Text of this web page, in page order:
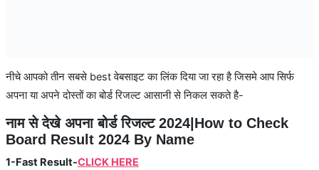
नीचे आपको तीन सबसे best वेबसाइट का लिंक दिया जा रहा है जिसमे आप सिर्फ
अपना या अपने दोस्तों का बोर्ड रिजल्ट आसानी से निकल सकते है-
नाम से देखे अपना बोर्ड रिजल्ट 2024|How to Check
Board Result 2024 By Name
1-Fast Result-CLICK HERE